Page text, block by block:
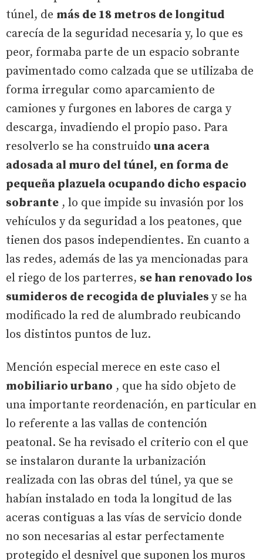
túnel, de más de 18 metros de longitud
carecía de la seguridad necesaria y, lo que es
peor, formaba parte de un espacio sobrante
pavimentado como calzada que se utilizaba de
forma irregular como aparcamiento de
camiones y furgones en labores de carga y
descarga, invadiendo el propio paso. Para
resolverlo se ha construido una acera
adosada al muro del túnel, en forma de
pequeña plazuela ocupando dicho espacio
sobrante , lo que impide su invasión por los
vehículos y da seguridad a los peatones, que
tienen dos pasos independientes. En cuanto a
las redes, además de las ya mencionadas para
el riego de los parterres, se han renovado los
sumideros de recogida de pluviales y se ha
modificado la red de alumbrado reubicando
los distintos puntos de luz.
Mención especial merece en este caso el
mobiliario urbano , que ha sido objeto de
una importante reordenación, en particular en
lo referente a las vallas de contención
peatonal. Se ha revisado el criterio con el que
se instalaron durante la urbanización
realizada con las obras del túnel, ya que se
habían instalado en toda la longitud de las
aceras contiguas a las vías de servicio donde
no son necesarias al estar perfectamente
protegido el desnivel que suponen los muros